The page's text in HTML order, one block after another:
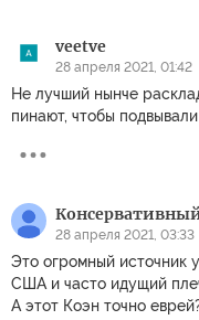
veetve
28 апреля 2021, 01:42
Не лучший нынче
пинают, чтобы
28 апреля 2021, 03:33
Это огромный источник
США и часто идущий
А этот Коэн точно